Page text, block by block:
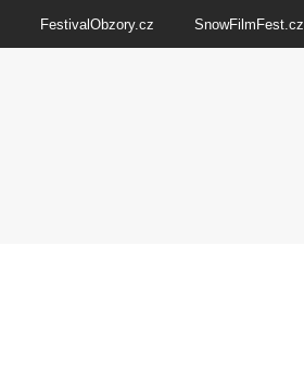
FestivalObzory.cz SnowFilmFest.cz